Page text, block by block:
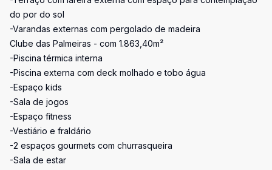
do por do sol
-Varandas externas com pergolado de madeira
Clube das Palmeiras - com 1.863,40m²
-Piscina térmica interna
-Piscina externa com deck molhado e tobo água
-Espaço kids
-Sala de jogos
-Espaço fitness
-Vestiário e fraldário
-2 espaços gourmets com churrasqueira
-Sala de estar